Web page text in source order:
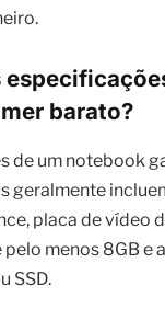
barato?
de um notebook
geralmente
placa de vídeo
pelo menos 8GB e
SSD.